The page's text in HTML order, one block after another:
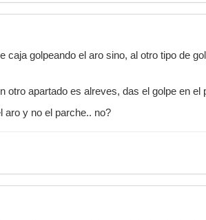
caja golpeando el aro sino, al otro tipo de
otro apartado es alreves, das el golpe en el
aro y no el parche.. no?